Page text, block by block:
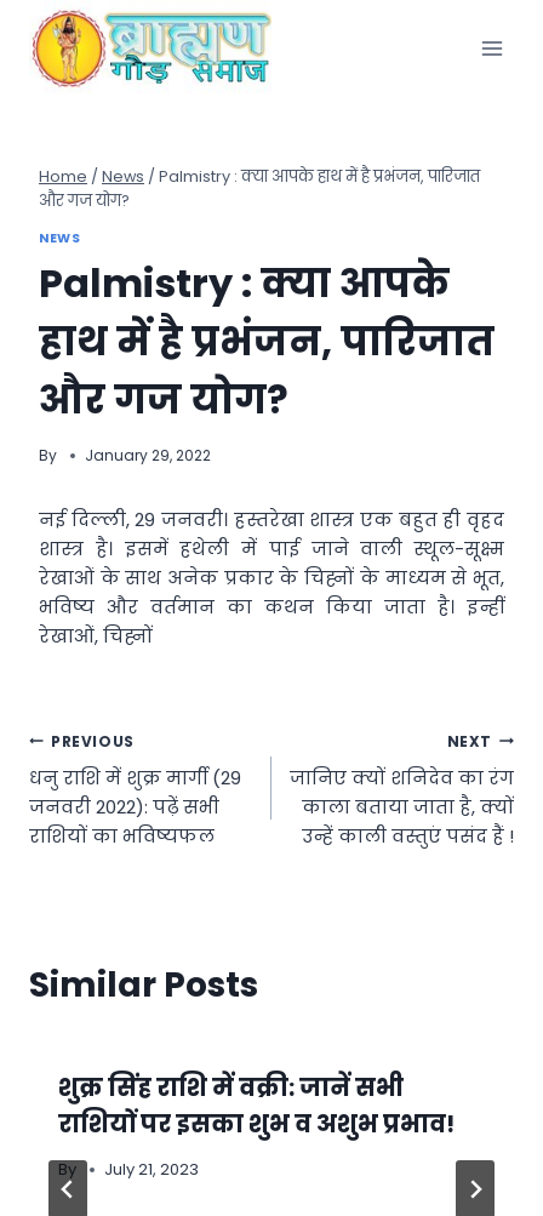
content
Home / News / Palmistry : क्या आपके हाथ में है प्रभंजन, पारिजात
और गज योग?
NEWS
Palmistry : क्या आपके
हाथ में है प्रभंजन, पारिजात
और गज योग?
By January 29, 2022
नई दिल्ली, 29 जनवरी। हस्तरेखा शास्त्र एक बहुत ही वृहद
शास्त्र है। इसमें हथेली में पाई जाने वाली स्थूल-सूक्ष्म
रेखाओं के साथ अनेक प्रकार के चिह्नों के माध्यम से भूत,
भविष्य और वर्तमान का कथन किया जाता है। इन्हीं
रेखाओं, चिह्नों
Post
navigation
PREVIOUS
धनु राशि में शुक्र मार्गी (29
जनवरी 2022): पढ़ें सभी
राशियों का भविष्यफल
NEXT
जानिए क्यों शनिदेव का रंग
काला बताया जाता है, क्यों
उन्हें काली वस्तुएं पसंद हैं !
Similar Posts
शुक्र सिंह राशि में वक्री: जानें सभी
राशियों पर इसका शुभ व अशुभ प्रभाव!
By July 21, 2023